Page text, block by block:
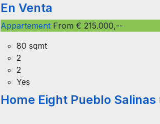
En Venta
Appartement From € 215.000,--
80 sqmt
2
2
Yes
Home Eight Pueblo Salinas